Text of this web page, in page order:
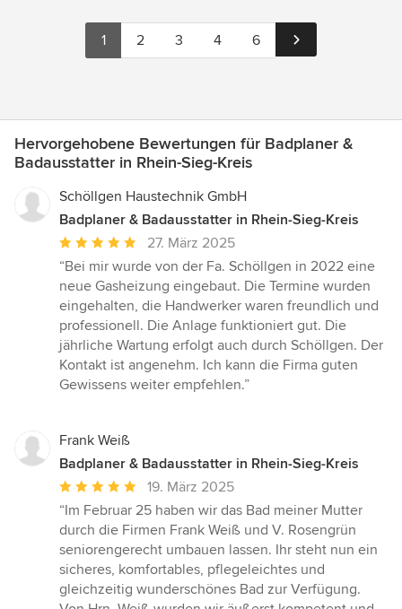
1 2 3 4 6
Hervorgehobene Bewertungen für Badplaner &
Badausstatter in Rhein-Sieg-Kreis
Schöllgen Haustechnik GmbH
Badplaner & Badausstatter in Rhein-Sieg-Kreis
Durchschnittliche
Bewertung:
5
von
5
Sternen
27. März 2025
“Bei mir wurde von der Fa. Schöllgen in 2022 eine
neue Gasheizung eingebaut. Die Termine wurden
eingehalten, die Handwerker waren freundlich und
professionell. Die Anlage funktioniert gut. Die
jährliche Wartung erfolgt auch durch Schöllgen. Der
Kontakt ist angenehm. Ich kann die Firma guten
Gewissens weiter empfehlen.”
Frank Weiß
Badplaner & Badausstatter in Rhein-Sieg-Kreis
Durchschnittliche
Bewertung:
5
von
5
Sternen
19. März 2025
“Im Februar 25 haben wir das Bad meiner Mutter
durch die Firmen Frank Weiß und V. Rosengrün
seniorengerecht umbauen lassen. Ihr steht nun ein
sicheres, komfortables, pflegeleichtes und
gleichzeitig wunderschönes Bad zur Verfügung.